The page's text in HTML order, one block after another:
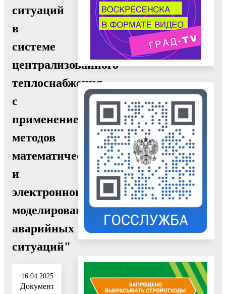
ситуаций
в
системе
централизованного
теплоснабжения
с
применением
методов
математического
и
электронного
моделирования
аварийных
ситуаций"
16.04.2025
Документ: